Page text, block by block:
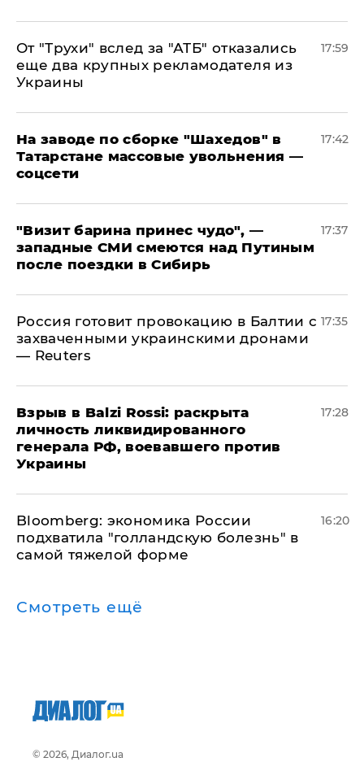
От "Трухи" вслед за "АТБ" отказались
еще два крупных рекламодателя из
Украины
17:59
На заводе по сборке "Шахедов" в
Татарстане массовые увольнения —
соцсети
17:42
"Визит барина принес чудо", —
западные СМИ смеются над Путиным
после поездки в Сибирь
17:37
​Россия готовит провокацию в Балтии с
захваченными украинскими дронами
— Reuters
17:35
​Взрыв в Balzi Rossi: раскрыта
личность ликвидированного
генерала РФ, воевавшего против
Украины
17:28
Bloomberg: экономика России
подхватила "голландскую болезнь" в
самой тяжелой форме
16:20
Смотреть ещё
© 2026, Диалог.ua